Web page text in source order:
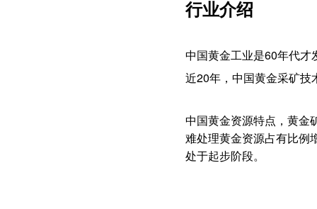
行业介绍
中国黄金工业是60年代才
近20年，中国黄金采矿技
中国黄金资源特点，黄金
难处理黄金资源占有比例
处于起步阶段。